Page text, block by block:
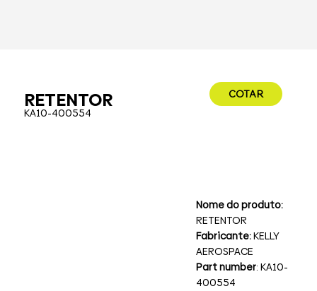
RETENTOR
KA10-400554
COTAR
Nome do produto:
RETENTOR
Fabricante:KELLY
AEROSPACE
Part number: KA10-
400554